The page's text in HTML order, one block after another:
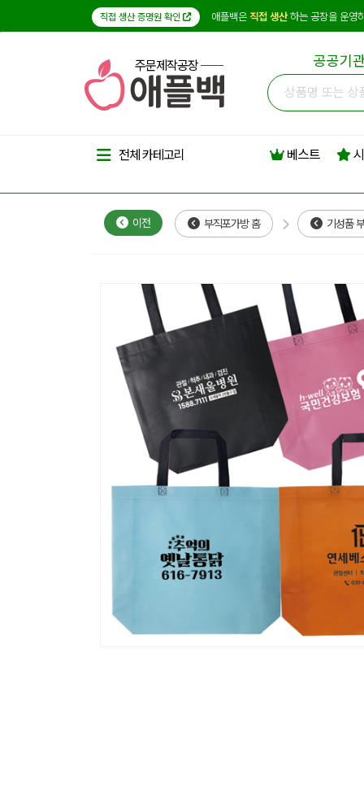
직접 생산 증명원 확인 애플백은 직접 생산하는 공장을 운영
주문제작공장 공공기
전체 카테고리 베스트
이전 부직포가방 홈 기성품